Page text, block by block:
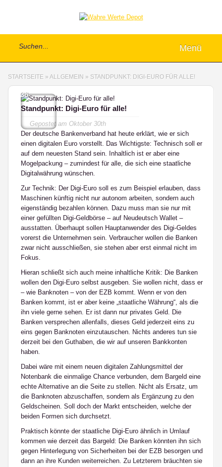
Menü
STARTSEITE » ALLGEMEIN » STANDPUNKT: DIGI-EURO FÜR ALLE!
36
Standpunkt: Digi-Euro für alle!
Gepostet am Oktober 30th
Der deutsche Bankenverband hat heute erklärt, wie er sich
einen digitalen Euro vorstellt. Das Wichtigste: Technisch soll er
auf dem neuesten Stand sein. Inhaltlich ist er aber eine
Mogelpackung – zumindest für alle, die sich eine staatliche
Digitalwährung wünschen.
Zur Technik: Der Digi-Euro soll es zum Beispiel erlauben, dass
Maschinen künftig nicht nur autonom arbeiten, sondern auch
eigenständig bezahlen können. Dazu muss man sie nur mit
einer gefüllten Digi-Geldbörse – auf Neudeutsch Wallet –
ausstatten. Überhaupt sollen Hauptanwender des Digi-Geldes
vorerst die Unternehmen sein. Verbraucher wollen die Banken
zwar nicht ausschließen, sie stehen aber erst einmal nicht im
Fokus.
Hieran schließt sich auch meine inhaltliche Kritik: Die Banken
wollen den Digi-Euro selbst ausgeben. Sie wollen nicht, dass er
– wie Banknoten – von der EZB kommt. Wenn er von den
Banken kommt, ist er aber keine „staatliche Währung“, als die
ihn viele gerne sehen. Er ist dann nur privates Geld. Die
Banken versprechen allenfalls, dieses Geld jederzeit eins zu
eins gegen Banknoten einzutauschen. Nichts anderes tun sie
derzeit bei den Guthaben, die wir auf unseren Bankkonten
haben.
Dabei wäre mit einem neuen digitalen Zahlungsmittel der
Notenbank die einmalige Chance verbunden, dem Bargeld eine
echte Alternative an die Seite zu stellen. Nicht als Ersatz, um
die Banknoten abzuschaffen, sondern als Ergänzung zu den
Geldscheinen. Soll doch der Markt entscheiden, welche der
beiden Formen sich durchsetzt.
Praktisch könnte der staatliche Digi-Euro ähnlich in Umlauf
kommen wie derzeit das Bargeld: Die Banken könnten ihn sich
gegen Hinterlegung von Sicherheiten bei der EZB besorgen und
dann an ihre Kunden weiterreichen. Zu Letzterem bräuchten sie